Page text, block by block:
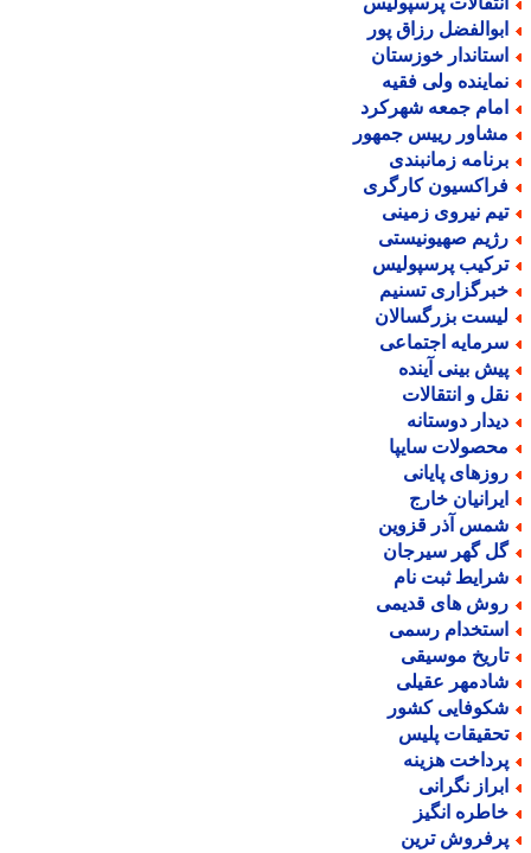
رزاق پور
خوزستان
ولی فقیه
جمعه شهرکرد
رییس جمهور
زمانبندی
کارگری
نیروی زمینی
صهیونیستی
پرسپولیس
تسنیم
بزرگسالان
اجتماعی
بینی آینده
و انتقالات
دوستانه
سایپا
پایانی
خارج
آذر قزوین
گهر سیرجان
ثبت نام
های قدیمی
رسمی
موسیقی
عقیلی
کشور
پلیس
هزینه
نگرانی
انگیز
ترین